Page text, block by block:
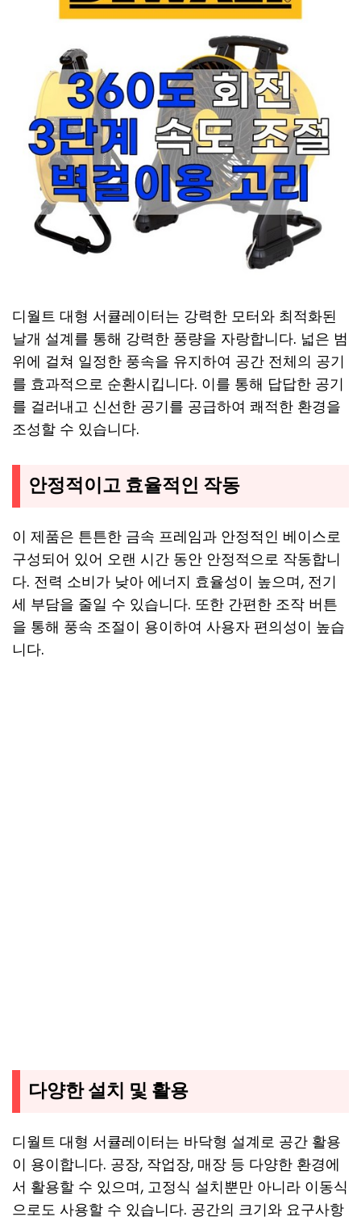
디월트 대형 서큘레이터는 강력한 모터와 최적화된
날개 설계를 통해 강력한 풍량을 자랑합니다. 넓은 범
위에 걸쳐 일정한 풍속을 유지하여 공간 전체의 공기
를 효과적으로 순환시킵니다. 이를 통해 답답한 공기
를 걸러내고 신선한 공기를 공급하여 쾌적한 환경을
조성할 수 있습니다.
안정적이고 효율적인 작동
이 제품은 튼튼한 금속 프레임과 안정적인 베이스로
구성되어 있어 오랜 시간 동안 안정적으로 작동합니
다. 전력 소비가 낮아 에너지 효율성이 높으며, 전기
세 부담을 줄일 수 있습니다. 또한 간편한 조작 버튼
을 통해 풍속 조절이 용이하여 사용자 편의성이 높습
니다.
다양한 설치 및 활용
디월트 대형 서큘레이터는 바닥형 설계로 공간 활용
이 용이합니다. 공장, 작업장, 매장 등 다양한 환경에
서 활용할 수 있으며, 고정식 설치뿐만 아니라 이동식
으로도 사용할 수 있습니다. 공간의 크기와 요구사항